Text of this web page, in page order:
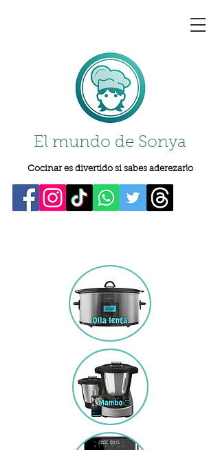
El mundo de Sonya
Cocinar es divertido si sabes aderezarlo